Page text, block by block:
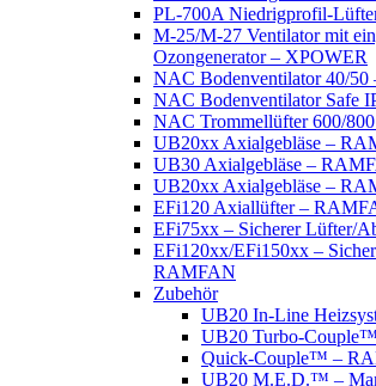
PL-700A Niedrigprofil-
M-25/M-27 Ventilator mit
Ozongenerator – XPOWER
NAC Bodenventilator 40/50
NAC Bodenventilator Safe
NAC Trommellüfter 600/
UB20xx Axialgebläse –
UB30 Axialgebläse –
UB20xx Axialgebläse –
EFi120 Axiallüfter –
EFi75xx – Sicherer Lüfter/
EFi120xx/EFi150xx –
RAMFAN
Zubehör
UB20 In-Line
UB20 Turbo-
Quick-Couple™ –
UB20 M.E.D.™ –